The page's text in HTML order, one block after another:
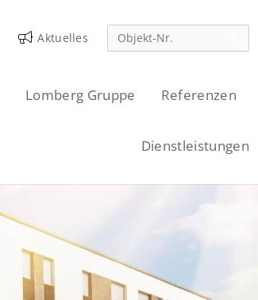
Aktuelles
Lomberg Gruppe Referenzen
Dienstleistungen